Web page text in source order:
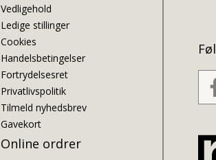
Vedligehold
Ledige stillinger
Cookies
Handelsbetingelser
Fortrydelsesret
Privatlivspolitik
Tilmeld nyhedsbrev
Gavekort
Online ordrer